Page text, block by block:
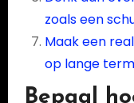
zoals een
Maak een
op lange
Bepaal